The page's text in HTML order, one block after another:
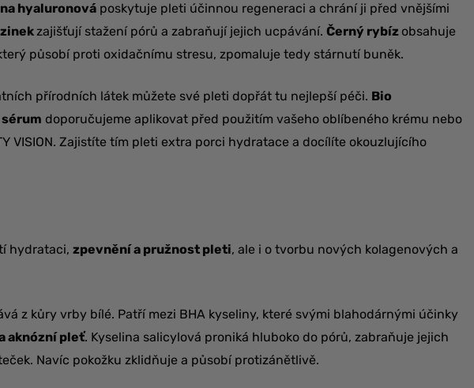
hyaluronová poskytuje pleti účinnou regeneraci a chrání ji před vnějšími
zajišťují stažení pórů a zabraňují jejich ucpávání. Černý rybíz obsahuje
působí proti oxidačnímu stresu, zpomaluje tedy stárnutí buněk.
přírodních látek můžete své pleti dopřát tu nejlepší péči. Bio
doporučujeme aplikovat před použitím vašeho oblíbeného krému nebo
VISION. Zajistíte tím pleti extra porci hydratace a docílíte okouzlujícího
hydrataci, zpevnění a pružnost pleti, ale i o tvorbu nových kolagenových a
z kůry vrby bílé. Patří mezi BHA kyseliny, které svými blahodárnými účinky
aknózní pleť. Kyselina salicylová proniká hluboko do pórů, zabraňuje jejich
Navíc pokožku zklidňuje a působí protizánětlivě.